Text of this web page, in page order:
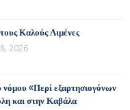
Καλούς Λιμένες
2026
«Περί εξαρτησιογόνων
και στην Καβάλα